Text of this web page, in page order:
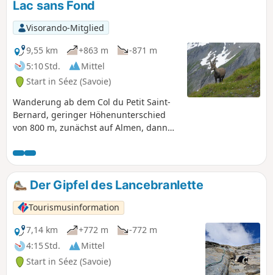
Lac sans Fond
Visorando-Mitglied
9,55 km
+863 m
-871 m
5:10 Std.
Mittel
Start in Séez (Savoie)
Wanderung ab dem Col du Petit Saint-
Bernard, geringer Höhenunterschied
von 800 m, zunächst auf Almen, dann
Schiefergestein, bevor die letzten 250
Meter auf der Wiese der Westseite
zurückgelegt werden, die jedoch nie
exponiert ist. Highlight: Regelmäßige
Sichtung männlicher Steinböcke auf
einem Grat. Der Abstecher zum Lac sans
Fond ermöglicht eine Rundwanderung.
Der Gipfel des Lancebranlette
Tourismusinformation
7,14 km
+772 m
-772 m
4:15 Std.
Mittel
Start in Séez (Savoie)